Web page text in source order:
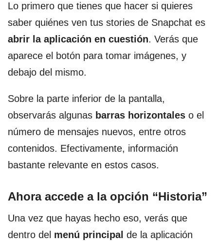
Lo primero que tienes que hacer si quieres
saber quiénes ven tus stories de Snapchat es
abrir la aplicación en cuestión. Verás que
aparece el botón para tomar imágenes, y
debajo del mismo.
Sobre la parte inferior de la pantalla,
observarás algunas barras horizontales o el
número de mensajes nuevos, entre otros
contenidos. Efectivamente, información
bastante relevante en estos casos.
Ahora accede a la opción “Historia”
Una vez que hayas hecho eso, verás que
dentro del menú principal de la aplicación